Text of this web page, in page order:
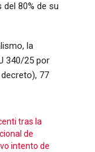
80% de su
la
340/25 por
77
tras la
de
intento de